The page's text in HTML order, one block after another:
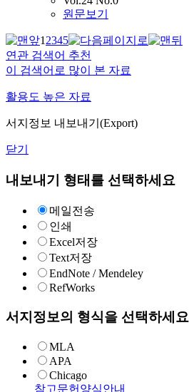
원문보기
12345
연관 검색어 추천
이 검색어로 많이 본 자료
활용도 높은 자료
서지정보 내보내기(Export)
닫기
내보내기 형태를 선택하세요
메일전송
인쇄
Excel저장
Text저장
EndNote / Mendeley
RefWorks
서지정보의 형식을 선택하세요
MLA
APA
Chicago
참고문헌양식안내